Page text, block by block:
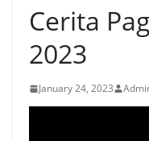
Cerita
2023
January 24, 2023